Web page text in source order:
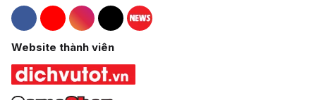
Hacom Facebook
Hacom YouTube
Hacom Instagram
Hacom TikTok
Website thành viên